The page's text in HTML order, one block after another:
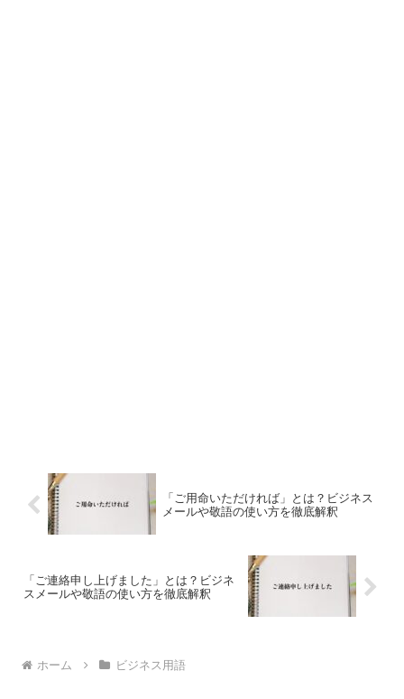
「ご用命いただければ」とは？ビジネス
メールや敬語の使い方を徹底解釈
「ご連絡申し上げました」とは？ビジネ
スメールや敬語の使い方を徹底解釈
ホーム ビジネス用語